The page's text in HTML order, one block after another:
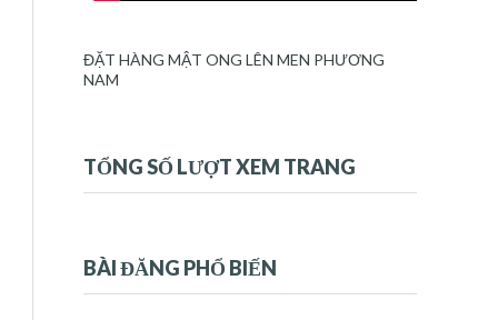
ĐẶT HÀNG MẬT ONG LÊN MEN PHƯƠNG
NAM
TỔNG SỐ LƯỢT XEM TRANG
BÀI ĐĂNG PHỔ BIẾN